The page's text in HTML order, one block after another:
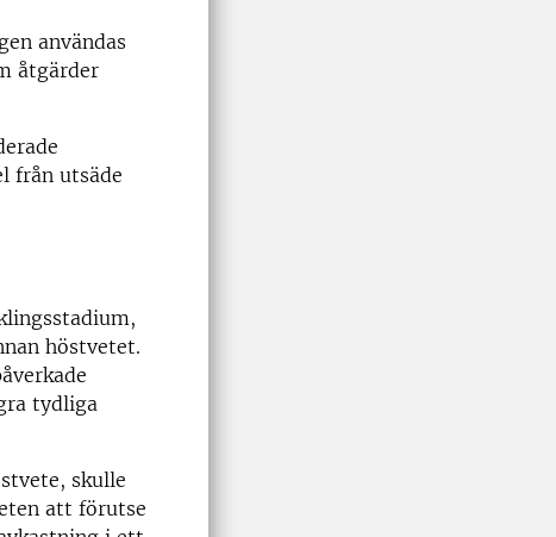
användas
åtgärder
från utsäde
höstvetet.
tydliga
skulle
att förutse